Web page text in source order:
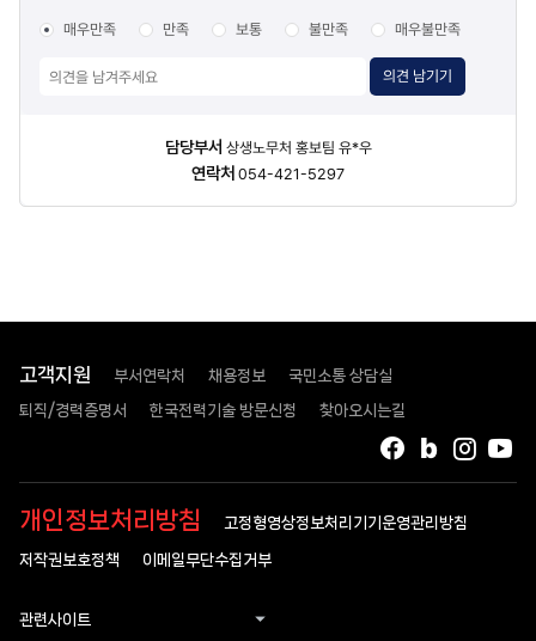
매우만족 만족 보통 불만족 매우불만족
의견 남기기
담당부서 상생노무처 홍보팀 유*우
연락처 054-421-5297
고객지원 부서연락처 채용정보 국민소통 상담실
퇴직/경력증명서 한국전력기술 방문신청 찾아오시는길
인스
블로그
페이스북
개인정보처리방침 고정형영상정보처리기기운영관리방침
저작권보호정책 이메일무단수집거부
관련사이트